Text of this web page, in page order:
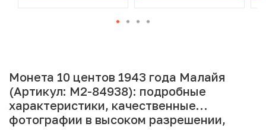
Монета 10 центов 1943 года Малайя
(Артикул: M2-84938): подробные
характеристики, качественные
фотографии в высоком разрешении,